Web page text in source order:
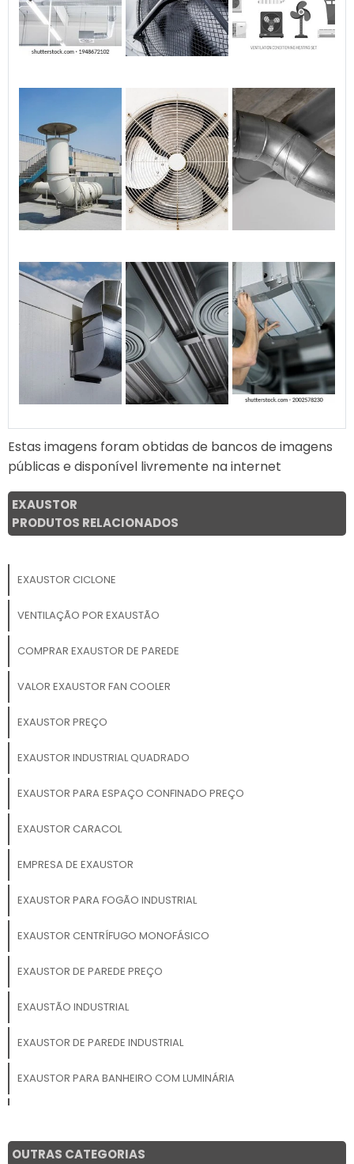
Estas imagens foram obtidas de bancos de imagens
públicas e disponível livremente na internet
EXAUSTOR
PRODUTOS RELACIONADOS
EXAUSTOR CICLONE
VENTILAÇÃO POR EXAUSTÃO
COMPRAR EXAUSTOR DE PAREDE
VALOR EXAUSTOR FAN COOLER
EXAUSTOR PREÇO
EXAUSTOR INDUSTRIAL QUADRADO
EXAUSTOR PARA ESPAÇO CONFINADO PREÇO
EXAUSTOR CARACOL
EMPRESA DE EXAUSTOR
EXAUSTOR PARA FOGÃO INDUSTRIAL
EXAUSTOR CENTRÍFUGO MONOFÁSICO
EXAUSTOR DE PAREDE PREÇO
EXAUSTÃO INDUSTRIAL
EXAUSTOR DE PAREDE INDUSTRIAL
EXAUSTOR PARA BANHEIRO COM LUMINÁRIA
FABRICANTE DE EXAUSTOR CENTRÍFUGO
OUTRAS CATEGORIAS